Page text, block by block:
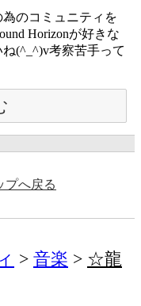
のコミュニティを
Horizonが好きな
(^_^)v考察苦手って
プへ戻る
音楽
☆龍